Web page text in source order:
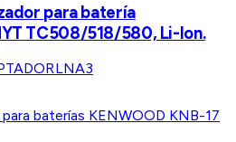
para batería
TC508/518/580, Li-Ion.